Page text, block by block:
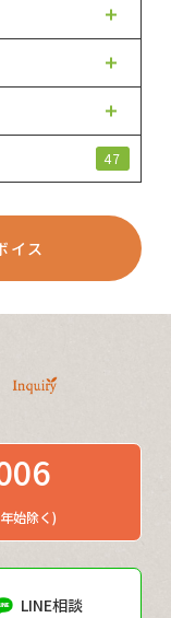
47
イス
始除く)
LINE相談